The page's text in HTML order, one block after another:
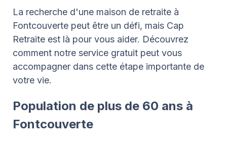
La recherche d'une maison de retraite à
Fontcouverte peut être un défi, mais Cap
Retraite est là pour vous aider. Découvrez
comment notre service gratuit peut vous
accompagner dans cette étape importante de
votre vie.
Population de plus de 60 ans à
Fontcouverte